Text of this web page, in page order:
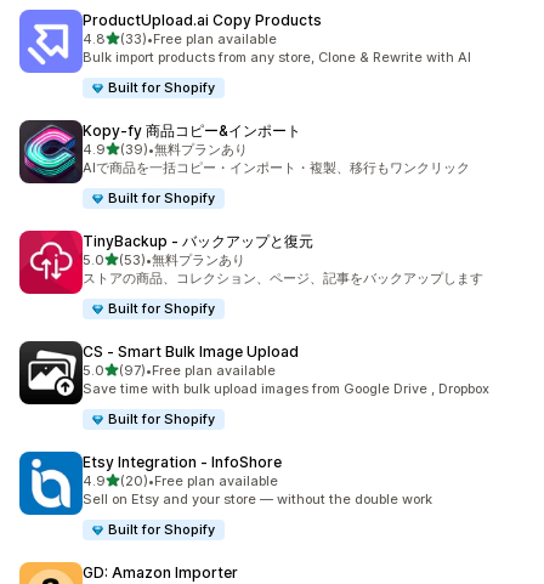
ProductUpload.ai Copy Products
4.85つ星中
(33)
合計レビュー数：33件
•Free plan available
Bulk import products from any store, Clone & Rewrite with AI
Built for Shopify
Kopy‑fy 商品コピー&インポート
4.95つ星中
(39)
合計レビュー数：39件
•無料プランあり
AIで商品を一括コピー・インポート・複製、移行もワンクリック
Built for Shopify
TinyBackup ‑ バックアップと復元
5.05つ星中
(53)
合計レビュー数：53件
•無料プランあり
ストアの商品、コレクション、ページ、記事をバックアップします
Built for Shopify
CS ‑ Smart Bulk Image Upload
5.05つ星中
(97)
合計レビュー数：97件
•Free plan available
Save time with bulk upload images from Google Drive , Dropbox
Built for Shopify
Etsy Integration ‑ InfoShore
4.95つ星中
(20)
合計レビュー数：20件
•Free plan available
Sell on Etsy and your store — without the double work
Built for Shopify
GD: Amazon Importer